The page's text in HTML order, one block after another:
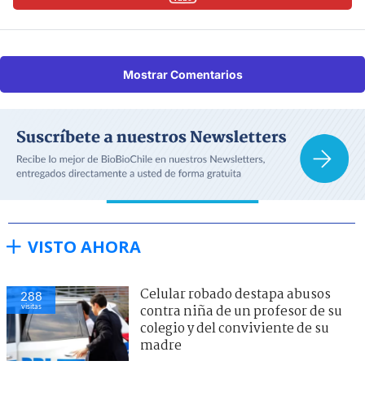
Mostrar Comentarios
VISTO AHORA
288
visitas
Celular robado destapa abusos
contra niña de un profesor de su
colegio y del conviviente de su
madre